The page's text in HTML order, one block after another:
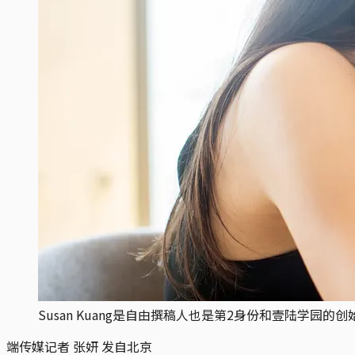
Susan Kuang是自由撰稿人也是第2身份和壹陆学园的创
端传媒记者 张妍 发自北京